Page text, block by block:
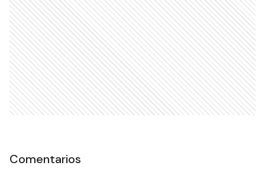
Comentarios